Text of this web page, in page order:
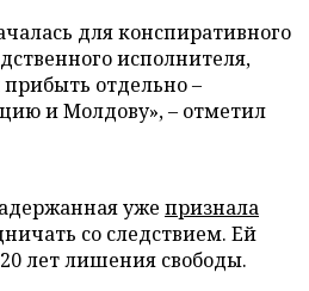
для конспиративного
исполнителя,
отдельно –
и Молдову», – отметил
уже признала
со следствием. Ей
лет лишения свободы.